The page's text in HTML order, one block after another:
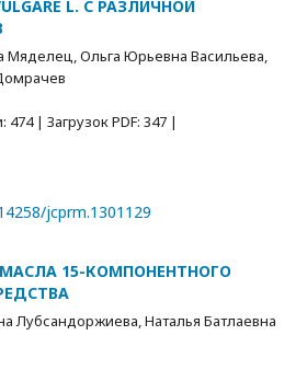
L. С РАЗЛИЧНОЙ
Мяделец, Ольга Юрьевна Васильева,
| Загрузок PDF: 347 |
jcprm.1301129
15-КОМПОНЕНТНОГО
Лубсандоржиева, Наталья Батлаевна